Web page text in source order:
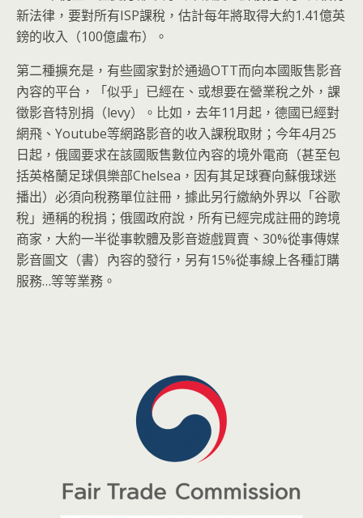
新法律，要對所有ISP課稅，估計每年將取得大約1.41億英
鎊的收入（100億盧布）。
第二種擴充是，有些國家對於通過OTT而向本國販售影音
內容的平台，「似乎」已經在、或想要在營業稅之外，課
徵影音特別捐（levy）。比如，去年11月起，德國已經對
網飛、Youtube等網路影音的收入課稅取財；今年4月25
日起，俄國要求在該國販售數位內容的境外電商（甚至包
括英格蘭足球俱樂部Chelsea，因有其足球賽向蘇俄球迷
播出）必須向稅務單位註冊，據此另行繳納外界以「谷歌
稅」通稱的稅捐；俄國政府說，所有已經完成註冊的跨境
商家，大約一半從事軟體及影音遊戲買賣、30%從事傳媒
影音圖文（書）內容的發行，另有15%從事線上各種訂購
服務…等等業務。